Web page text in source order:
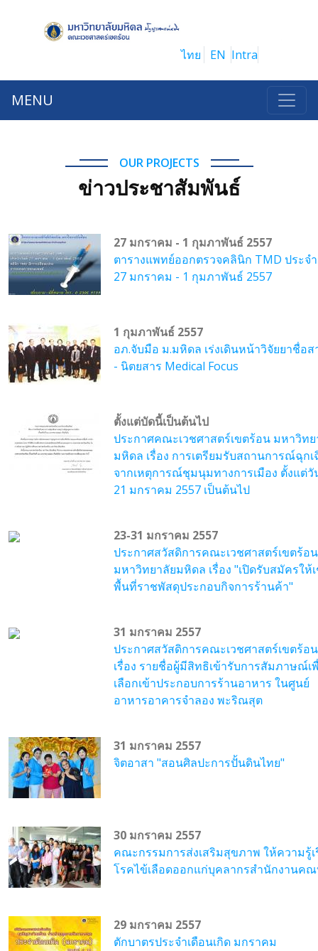
ไทย EN Intra
MENU
OUR PROJECTS
ข่าวประชาสัมพันธ์
27 มกราคม - 1 กุมภาพันธ์ 2557
ตารางแพทย์ออกตรวจคลินิก TMD ประจ
27 มกราคม - 1 กุมภาพันธ์ 2557
1 กุมภาพันธ์ 2557
อภ.จับมือ ม.มหิดล เร่งเดินหน้าวิจัยยาชื่อ
- นิตยสาร Medical Focus
ตั้งแต่บัดนี้เป็นต้นไป
ประกาศคณะเวชศาสตร์เขตร้อน มหาวิท
มหิดล เรื่อง การเตรียมรับสถานการณ์ฉุก
จากเหตุการณ์ชุมนุมทางการเมือง ตั้งแต่
21 มกราคม 2557 เป็นต้นไป
23-31 มกราคม 2557
ประกาศสวัสดิการคณะเวชศาสตร์เขตร้อน
มหาวิทยาลัยมหิดล เรื่อง "เปิดรับสมัครให้
พื้นที่ราชพัสดุประกอบกิจการร้านค้า"
31 มกราคม 2557
ประกาศสวัสดิการคณะเวชศาสตร์เขตร้อน
เรื่อง รายชื่อผู้มีสิทธิเข้ารับการสัมภาษณ์เ
เลือกเข้าประกอบการร้านอาหาร ในศูนย์
อาหารอาคารจำลอง พะริณสุต
31 มกราคม 2557
จิตอาสา "สอนศิลปะการปั้นดินไทย"
30 มกราคม 2557
คณะกรรมการส่งเสริมสุขภาพ ให้ความรู้เ
โรคไข้เลือดออกแก่บุคลากรสำนักงานค
29 มกราคม 2557
ตักบาตรประจำเดือนเกิด มกราคม